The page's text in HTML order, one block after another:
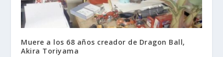
Muere a los 68 años creador de Dragon Ball,
Akira Toriyama